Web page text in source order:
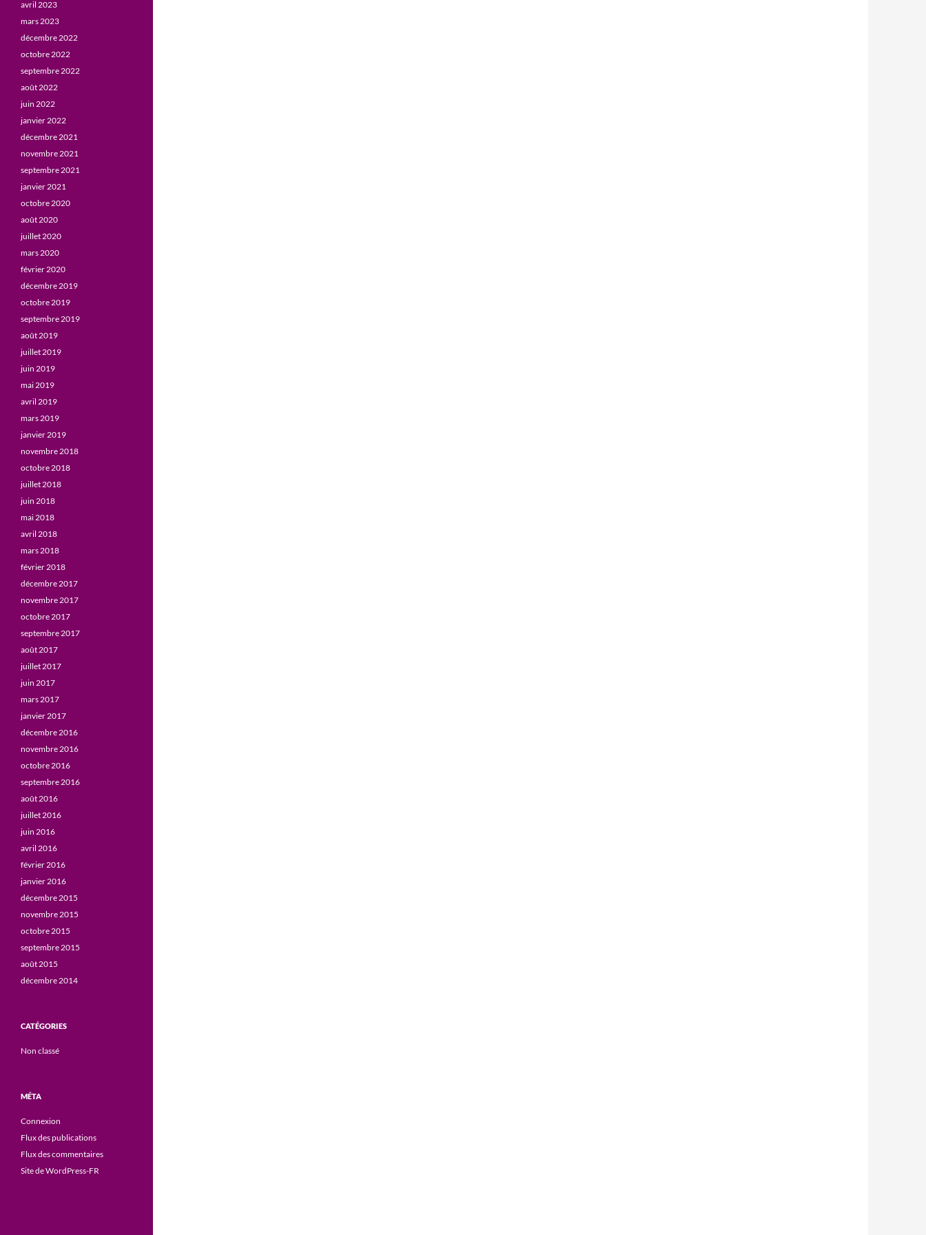
avril 2023
mars 2023
décembre 2022
octobre 2022
septembre 2022
août 2022
juin 2022
janvier 2022
décembre 2021
novembre 2021
septembre 2021
janvier 2021
octobre 2020
août 2020
juillet 2020
mars 2020
février 2020
décembre 2019
octobre 2019
septembre 2019
août 2019
juillet 2019
juin 2019
mai 2019
avril 2019
mars 2019
janvier 2019
novembre 2018
octobre 2018
juillet 2018
juin 2018
mai 2018
avril 2018
mars 2018
février 2018
décembre 2017
novembre 2017
octobre 2017
septembre 2017
août 2017
juillet 2017
juin 2017
mars 2017
janvier 2017
décembre 2016
novembre 2016
octobre 2016
septembre 2016
août 2016
juillet 2016
juin 2016
avril 2016
février 2016
janvier 2016
décembre 2015
novembre 2015
octobre 2015
septembre 2015
août 2015
décembre 2014
CATÉGORIES
Non classé
MÉTA
Connexion
Flux des publications
Flux des commentaires
Site de WordPress-FR